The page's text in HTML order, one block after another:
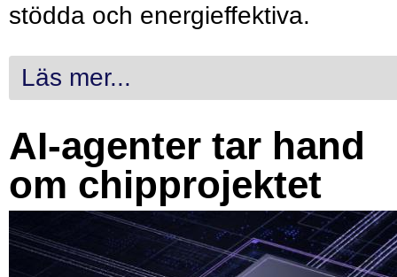
stödda och energieffektiva.
Läs mer...
AI-agenter tar hand
om chipprojektet